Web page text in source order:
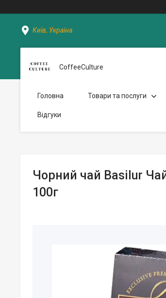
Київ, Україна
CoffeeCulture
Головна Товари та послуги
Відгуки
Чорний чай Basilur
100г